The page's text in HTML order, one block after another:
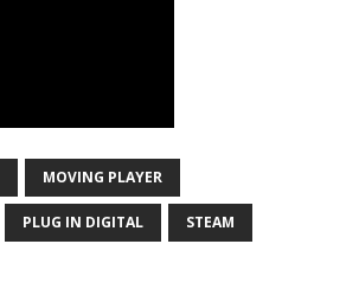
MOVING PLAYER
PLUG IN DIGITAL STEAM